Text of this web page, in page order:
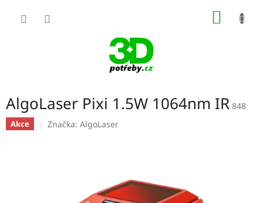
AlgoLaser Pixi 1.5W 1064nm IR 848
Akce Značka: AlgoLaser